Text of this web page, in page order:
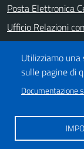
Utilizziamo una
sulle pagine di
Documentazione
Posta Elettronica
Ufficio Relazioni
Note legali
Informativa privacy